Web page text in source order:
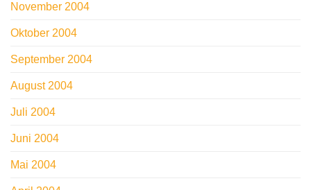
November 2004
Oktober 2004
September 2004
August 2004
Juli 2004
Juni 2004
Mai 2004